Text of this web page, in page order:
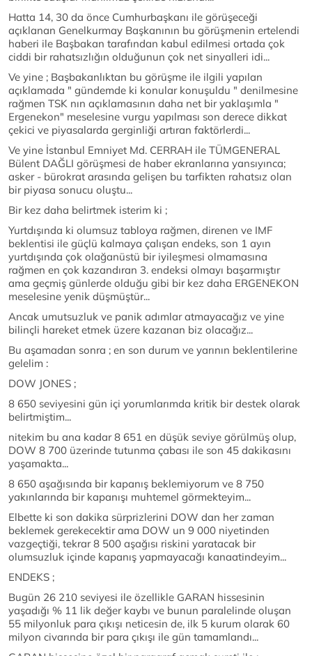
Hatta 14, 30 da önce Cumhurbaşkanı ile görüşeceği
açıklanan Genelkurmay Başkanının bu görüşmenin ertelendi
haberi ile Başbakan tarafından kabul edilmesi ortada çok
ciddi bir rahatsızlığın olduğunun çok net sinyalleri idi...
Ve yine ; Başbakanlıktan bu görüşme ile ilgili yapılan
açıklamada " gündemde ki konular konuşuldu " denilmesine
rağmen TSK nın açıklamasının daha net bir yaklaşımla "
Ergenekon" meselesine vurgu yapılması son derece dikkat
çekici ve piyasalarda gerginliği artıran faktörlerdi...
Ve yine İstanbul Emniyet Md. CERRAH ile TÜMGENERAL
Bülent DAĞLI görüşmesi de haber ekranlarına yansıyınca;
asker - bürokrat arasında gelişen bu tarfikten rahatsız olan
bir piyasa sonucu oluştu...
Bir kez daha belirtmek isterim ki ;
Yurtdışında ki olumsuz tabloya rağmen, direnen ve IMF
beklentisi ile güçlü kalmaya çalışan endeks, son 1 ayın
yurtdışında çok olağanüstü bir iyileşmesi olmamasına
rağmen en çok kazandıran 3. endeksi olmayı başarmıştır
ama geçmiş günlerde olduğu gibi bir kez daha ERGENEKON
meselesine yenik düşmüştür...
Ancak umutsuzluk ve panik adımlar atmayacağız ve yine
bilinçli hareket etmek üzere kazanan biz olacağız...
Bu aşamadan sonra ; en son durum ve yarının beklentilerine
gelelim :
DOW JONES ;
8 650 seviyesini gün içi yorumlarımda kritik bir destek olarak
belirtmiştim...
nitekim bu ana kadar 8 651 en düşük seviye görülmüş olup,
DOW 8 700 üzerinde tutunma çabası ile son 45 dakikasını
yaşamakta...
8 650 aşağısında bir kapanış beklemiyorum ve 8 750
yakınlarında bir kapanışı muhtemel görmekteyim...
Elbette ki son dakika sürprizlerini DOW dan her zaman
beklemek gerekecektir ama DOW un 9 000 niyetinden
vazgeçtiği, tekrar 8 500 aşağısı riskini yaratacak bir
olumsuzluk içinde kapanış yapmayacağı kanaatindeyim...
ENDEKS ;
Bugün 26 210 seviyesi ile özellikle GARAN hissesinin
yaşadığı % 11 lik değer kaybı ve bunun paralelinde oluşan
55 milyonluk para çıkışı neticesin de, ilk 5 kurum olarak 60
milyon civarında bir para çıkışı ile gün tamamlandı...